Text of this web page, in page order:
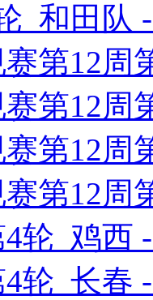
和田队
第12
第12
第12
第12
4轮 鸡西
4轮 长春